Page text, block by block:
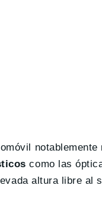
como las
altura libre